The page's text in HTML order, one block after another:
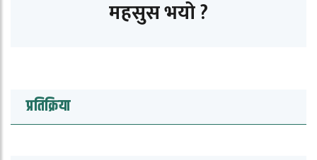
महसुस भयो ?
प्रतिक्रिया